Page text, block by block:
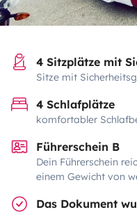
4 Sitzplätze mit
Sitze mit
4 Schlafplätze
komfortabler
Führerschein B
Dein Führerschein
einem Gewicht von
Das Dokument